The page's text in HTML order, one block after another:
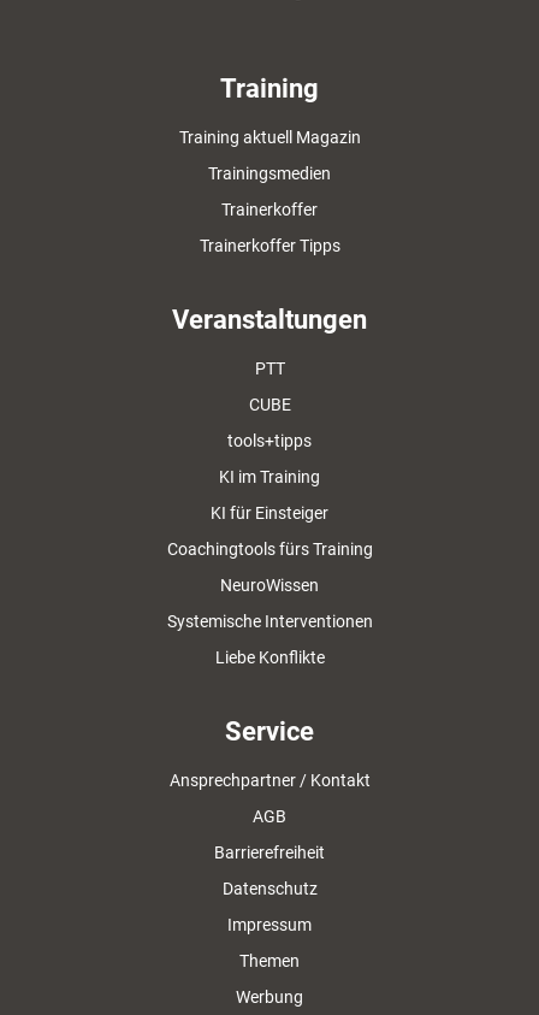
Training
Training aktuell Magazin
Trainingsmedien
Trainerkoffer
Trainerkoffer Tipps
Veranstaltungen
PTT
CUBE
tools+tipps
KI im Training
KI für Einsteiger
Coachingtools fürs Training
NeuroWissen
Systemische Interventionen
Liebe Konflikte
Service
Ansprechpartner / Kontakt
AGB
Barrierefreiheit
Datenschutz
Impressum
Themen
Werbung